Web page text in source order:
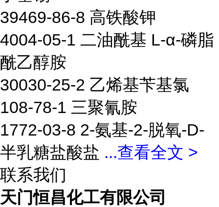
39469-86-8 高铁酸钾
4004-05-1 二油酰基 L-α-磷脂
酰乙醇胺
30030-25-2 乙烯基苄基氯
108-78-1 三聚氰胺
1772-03-8 2-氨基-2-脱氧-D-
半乳糖盐酸盐 ...查看全文 >
联系我们
天门恒昌化工有限公司